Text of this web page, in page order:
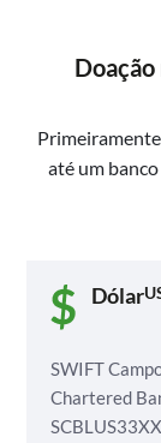
até um
Dólar
SWIFT
Chartered